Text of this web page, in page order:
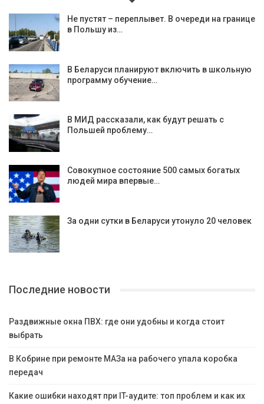
Не пустят – переплывет. В очереди на границе
в Польшу из…
В Беларуси планируют включить в школьную
программу обучение…
В МИД рассказали, как будут решать с
Польшей проблему…
Совокупное состояние 500 самых богатых
людей мира впервые…
За одни сутки в Беларуси утонуло 20 человек
Последние новости
Раздвижные окна ПВХ: где они удобны и когда стоит
выбрать
В Кобрине при ремонте МАЗа на рабочего упала коробка
передач
Какие ошибки находят при IT-аудите: топ проблем и как их